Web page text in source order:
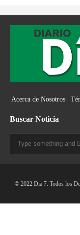
Acerca de Nosotros|
Buscar Noticia
© 2022 Dia 7. Todos los